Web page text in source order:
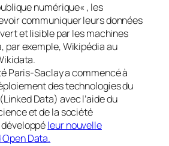
numérique« , les
communiquer leurs données
et lisible par les machines
par exemple, Wikipédia au
Paris-Saclay a commencé à
des technologies du
Data) avec l’aide du
et de la société
leur nouvelle
Data.